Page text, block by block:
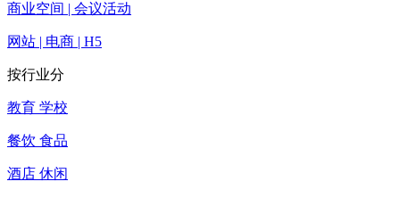
商业空间 | 会议活动
网站 | 电商 | H5
按行业分
教育 学校
餐饮 食品
酒店 休闲